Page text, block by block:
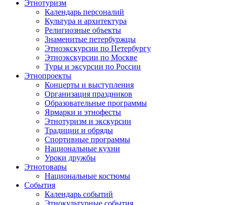
Этнотуризм
Календарь персоналий
Культура и архитектура
Религиозные объекты
Знаменитые петербуржцы
Этноэкскурсии по Петербургу
Этноэкскурсии по Москве
Туры и эксурсии по России
Этнопроекты
Концерты и выступления
Организация праздников
Образовательные программы
Ярмарки и этнофесты
Этнотуризм и экскурсии
Традиции и обряды
Спортивные программы
Национальные кухни
Уроки дружбы
Этнотовары
Национальные костюмы
События
Календарь событий
Этнокультурные события